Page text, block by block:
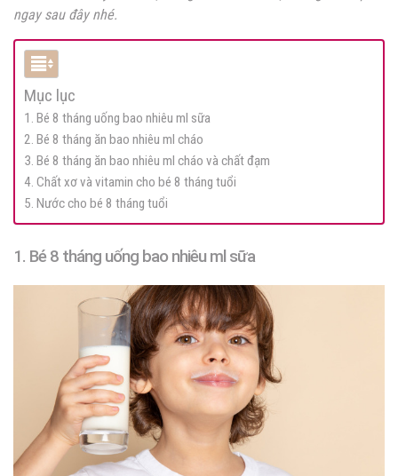
ngay sau đây nhé.
Mục lục
1. Bé 8 tháng uống bao nhiêu ml sữa
2. Bé 8 tháng ăn bao nhiêu ml cháo
3. Bé 8 tháng ăn bao nhiêu ml cháo và chất đạm
4. Chất xơ và vitamin cho bé 8 tháng tuổi
5. Nước cho bé 8 tháng tuổi
1. Bé 8 tháng uống bao nhiêu ml sữa